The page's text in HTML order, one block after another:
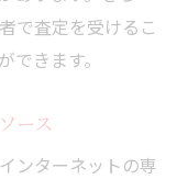
で査定を受けるこ
きます。
ース
ンターネットの専